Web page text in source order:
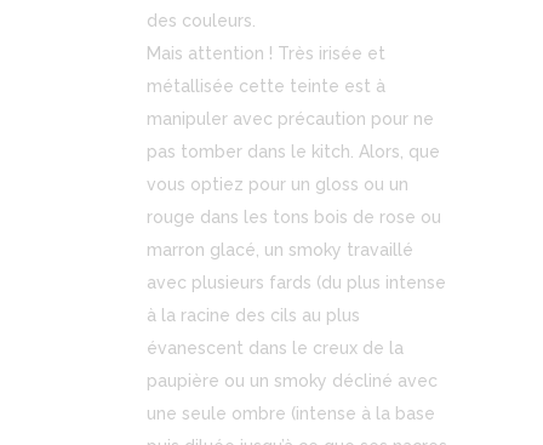
des couleurs.
Mais attention ! Très irisée et
métallisée cette teinte est à
manipuler avec précaution pour ne
pas tomber dans le kitch. Alors, que
vous optiez pour un gloss ou un
rouge dans les tons bois de rose ou
marron glacé, un smoky travaillé
avec plusieurs fards (du plus intense
à la racine des cils au plus
évanescent dans le creux de la
paupière ou un smoky décliné avec
une seule ombre (intense à la base